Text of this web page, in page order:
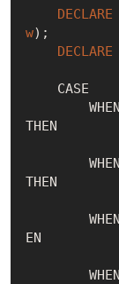
DECLARE
w);
DECLARE
THEN
THEN
EN